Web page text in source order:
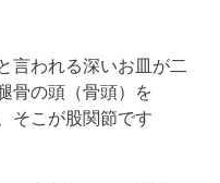
言われる深いお皿が二
骨の頭（骨頭）を
そこが股関節です